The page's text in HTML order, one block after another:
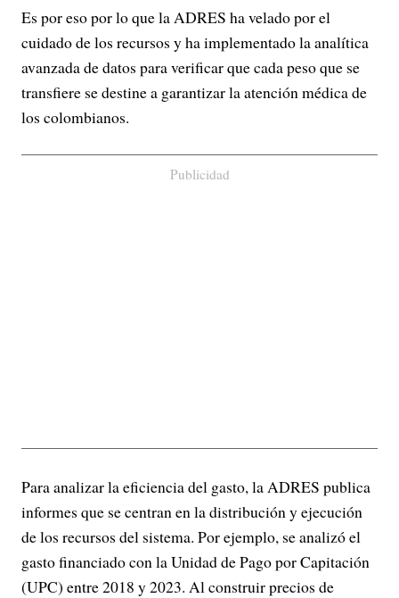
Es por eso por lo que la ADRES ha velado por el
cuidado de los recursos y ha implementado la analítica
avanzada de datos para verificar que cada peso que se
transfiere se destine a garantizar la atención médica de
los colombianos.
Publicidad
Para analizar la eficiencia del gasto, la ADRES publica
informes que se centran en la distribución y ejecución
de los recursos del sistema. Por ejemplo, se analizó el
gasto financiado con la Unidad de Pago por Capitación
(UPC) entre 2018 y 2023. Al construir precios de